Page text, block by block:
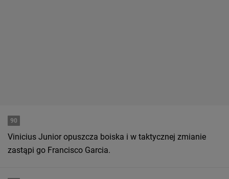
90
Vinicius Junior opuszcza boiska i w taktycznej zmianie
zastąpi go Francisco Garcia.